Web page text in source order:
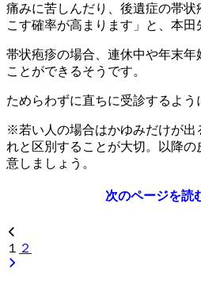
痛みに苦しんだり、後遺症の帯
こす確率が高まります」と、本田
帯状疱疹の場合、連休中や年末
ことができるそうです。
ためらわずに直ちに受診するよう
※若い人の場合はかゆみだけが出
れと区別することが大切。以降
意しましょう。
次のページを読
１ ２